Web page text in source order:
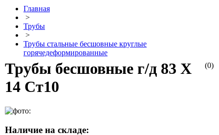
Главная
>
Трубы
>
Трубы стальные бесшовные круглые
горячедеформированные
(0)
Трубы бесшовные г/д 83 Х
14 Ст10
Наличие на складе: